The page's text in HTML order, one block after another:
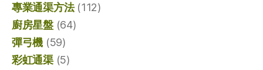
專業通渠方法(112)
廚房星盤(64)
彈弓機 (59)
彩虹通渠(5)